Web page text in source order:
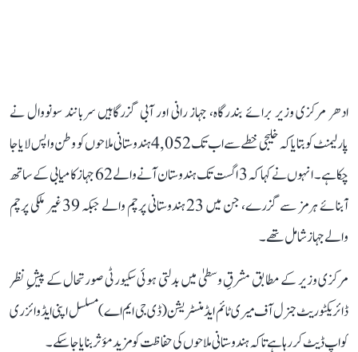
ادھر مرکزی وزیر برائے بندرگاہ، جہاز رانی اور آبی گزرگاہیں سربانند سونووال نے
پارلیمنٹ کو بتایا کہ خلیجی خطے سے اب تک 4,052 ہندوستانی ملاحوں کو وطن واپس لایا جا
چکا ہے۔ انہوں نے کہا کہ 3 اگست تک ہندوستان آنے والے 62 جہاز کامیابی کے ساتھ
آبنائے ہرمز سے گزرے، جن میں 23 ہندوستانی پرچم والے جبکہ 39 غیر ملکی پرچم
والے جہاز شامل تھے۔
مرکزی وزیر کے مطابق مشرقِ وسطیٰ میں بدلتی ہوئی سکیورٹی صورتحال کے پیشِ نظر
ڈائریکٹوریٹ جنرل آف میری ٹائم ایڈمنسٹریشن (ڈی جی ایم اے) مسلسل اپنی ایڈوائزری
کو اپ ڈیٹ کر رہا ہے تاکہ ہندوستانی ملاحوں کی حفاظت کو مزید مؤثر بنایا جا سکے۔